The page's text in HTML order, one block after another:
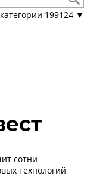
199124 ▼
сотни
технологий